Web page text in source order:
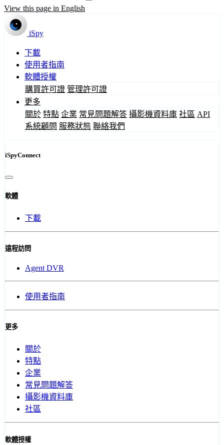
View this page in English
iSpy
下載
使用者指南
軟體授權
購買許可證 管理許可證
更多
關於 特點 企業 常見問題解答 攝影機資料庫 社區 API
系統顧問 服務狀態 聯絡我們
iSpyConnect
軟體
下載
遠程訪問
Agent DVR
使用者指南
更多
關於
特點
企業
常見問題解答
攝影機資料庫
社區
軟體授權